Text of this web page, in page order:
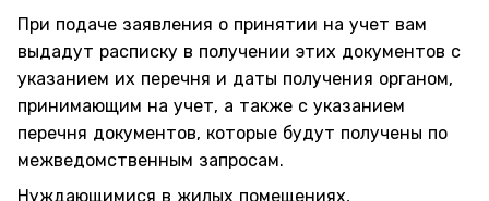
При подаче заявления о принятии на учет вам
выдадут расписку в получении этих документов с
указанием их перечня и даты получения органом,
принимающим на учет, а также с указанием
перечня документов, которые будут получены по
межведомственным запросам.
Нуждающимися в жилых помещениях,